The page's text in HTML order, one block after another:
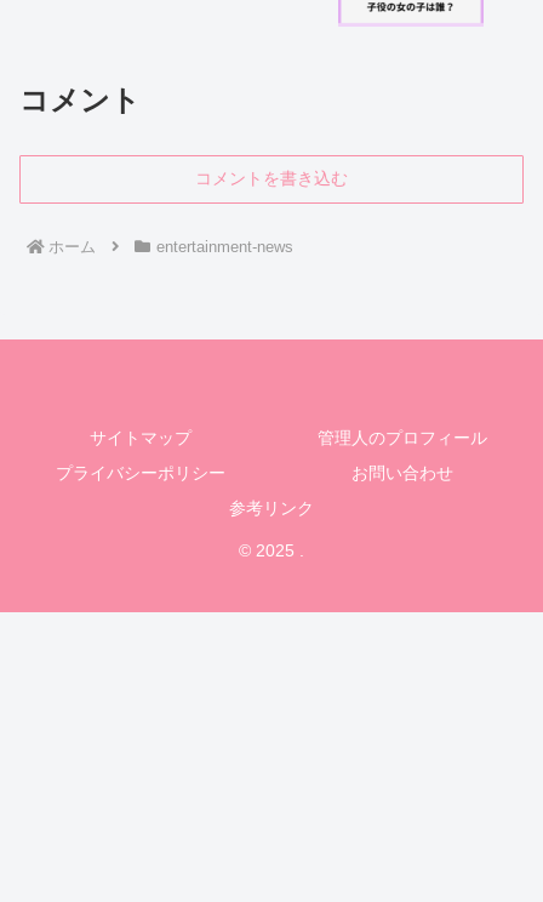
コメント
コメントを書き込む
ホーム entertainment-news
サイトマップ
管理人のプロフィール
プライバシーポリシー
お問い合わせ
参考リンク
© 2025 .